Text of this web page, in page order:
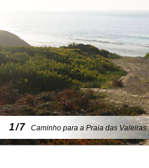
1/7 Caminho para a Praia das Valeiras.